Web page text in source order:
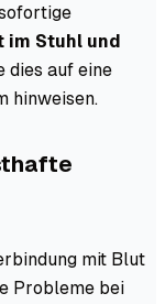
im Stuhl und
dies auf eine
hinweisen.
mit Blut
Probleme bei